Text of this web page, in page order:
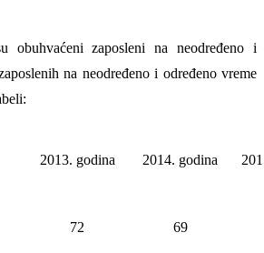
obuhvaćeni zaposleni na neodređeno i
na neodređeno i određeno vreme
2013. godina 2014. godina
72 69